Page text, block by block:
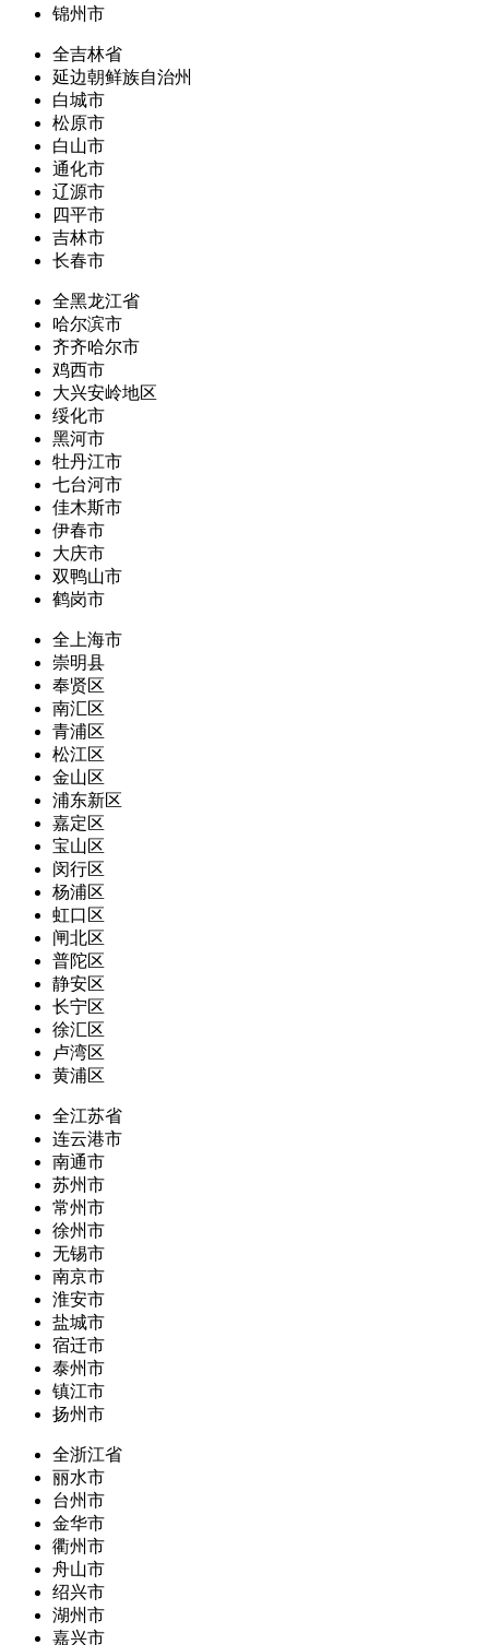
锦州市
全吉林省
延边朝鲜族自治州
白城市
松原市
白山市
通化市
辽源市
四平市
吉林市
长春市
全黑龙江省
哈尔滨市
齐齐哈尔市
鸡西市
大兴安岭地区
绥化市
黑河市
牡丹江市
七台河市
佳木斯市
伊春市
大庆市
双鸭山市
鹤岗市
全上海市
崇明县
奉贤区
南汇区
青浦区
松江区
金山区
浦东新区
嘉定区
宝山区
闵行区
杨浦区
虹口区
闸北区
普陀区
静安区
长宁区
徐汇区
卢湾区
黄浦区
全江苏省
连云港市
南通市
苏州市
常州市
徐州市
无锡市
南京市
淮安市
盐城市
宿迁市
泰州市
镇江市
扬州市
全浙江省
丽水市
台州市
金华市
衢州市
舟山市
绍兴市
湖州市
嘉兴市